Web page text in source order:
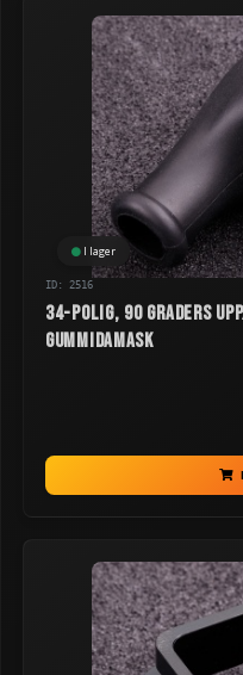
I lager
ID: 2516
34-polig, 90 graders
gummidamask